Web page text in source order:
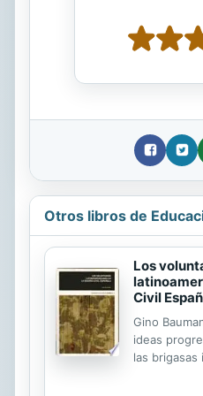
Otros libros de
Los
Civil
Gino
ideas
las brigasas
de niño por
Después